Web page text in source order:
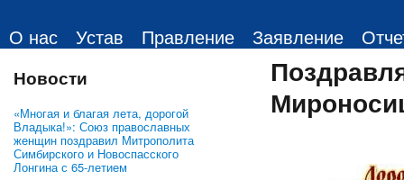
О нас Устав Правление Заявление
Новости
«Многая и благая лета, дорогой
Владыка!»: Союз православных
женщин поздравил Митрополита
Симбирского и Новоспасского
Лонгина с 65-летием